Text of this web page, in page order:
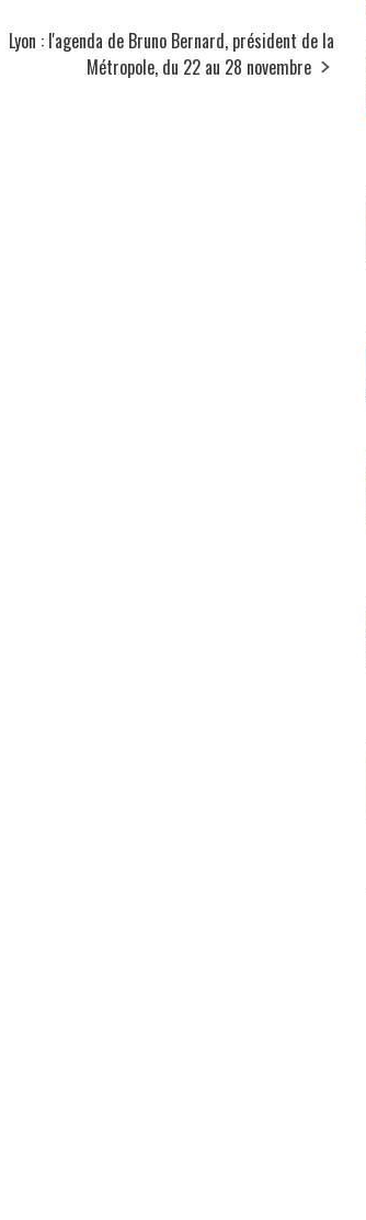
Lyon : l'agenda de Bruno Bernard, président de la
Métropole, du 22 au 28 novembre